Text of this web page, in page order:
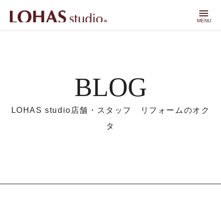
menu
MENU
BLOG
LOHAS studio店舗・スタッフ リフォームのオク
タ